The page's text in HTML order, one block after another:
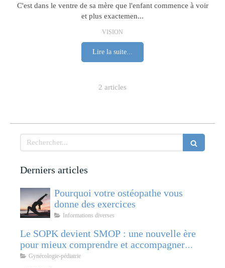
C'est dans le ventre de sa mère que l'enfant commence à voir
et plus exactemen...
VISION
Lire la suite...
2 articles
Rechercher
Derniers articles
Pourquoi votre ostéopathe vous
donne des exercices
Informations diverses
Le SOPK devient SMOP : une nouvelle ère
pour mieux comprendre et accompagner
cette pathologie féminine
Gynécologie-pédiatrie